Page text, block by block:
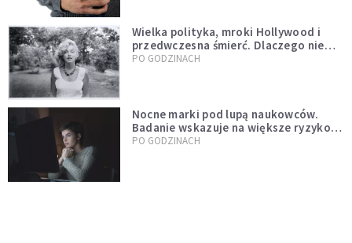
Wielka polityka, mroki Hollywood i
przedwczesna śmierć. Dlaczego nie
możemy przestać mówić o Marilyn
PO GODZINACH
Nocne marki pod lupą naukowców.
Badanie wskazuje na większe ryzyko
zawału
PO GODZINACH